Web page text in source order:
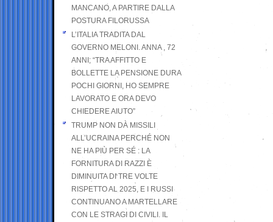
MANCANO, A PARTIRE DALLA
POSTURA FILORUSSA
L’ITALIA TRADITA DAL
GOVERNO MELONI. ANNA , 72
ANNI; “TRA AFFITTO E
BOLLETTE LA PENSIONE DURA
POCHI GIORNI, HO SEMPRE
LAVORATO E ORA DEVO
CHIEDERE AIUTO”
TRUMP NON DÀ MISSILI
ALL’UCRAINA PERCHÉ NON
NE HA PIÙ PER SÉ : LA
FORNITURA DI RAZZI È
DIMINUITA DI TRE VOLTE
RISPETTO AL 2025, E I RUSSI
CONTINUANO A MARTELLARE
CON LE STRAGI DI CIVILI. IL